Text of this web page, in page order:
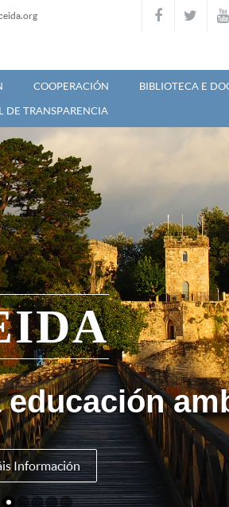
COOPERACIÓN BIBLIOTECA E
DE TRANSPARENCIA
Información